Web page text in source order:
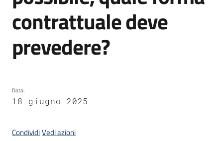
partecipazione
Seguici
contrattuale deve
prevedere?
Data:
18 giugno 2025
CondividiVedi azioni